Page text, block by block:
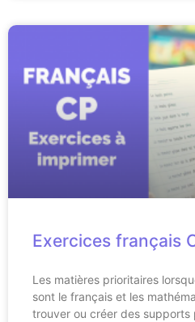
Exercices français
Les matières prioritaires
sont le français et les
trouver ou créer des